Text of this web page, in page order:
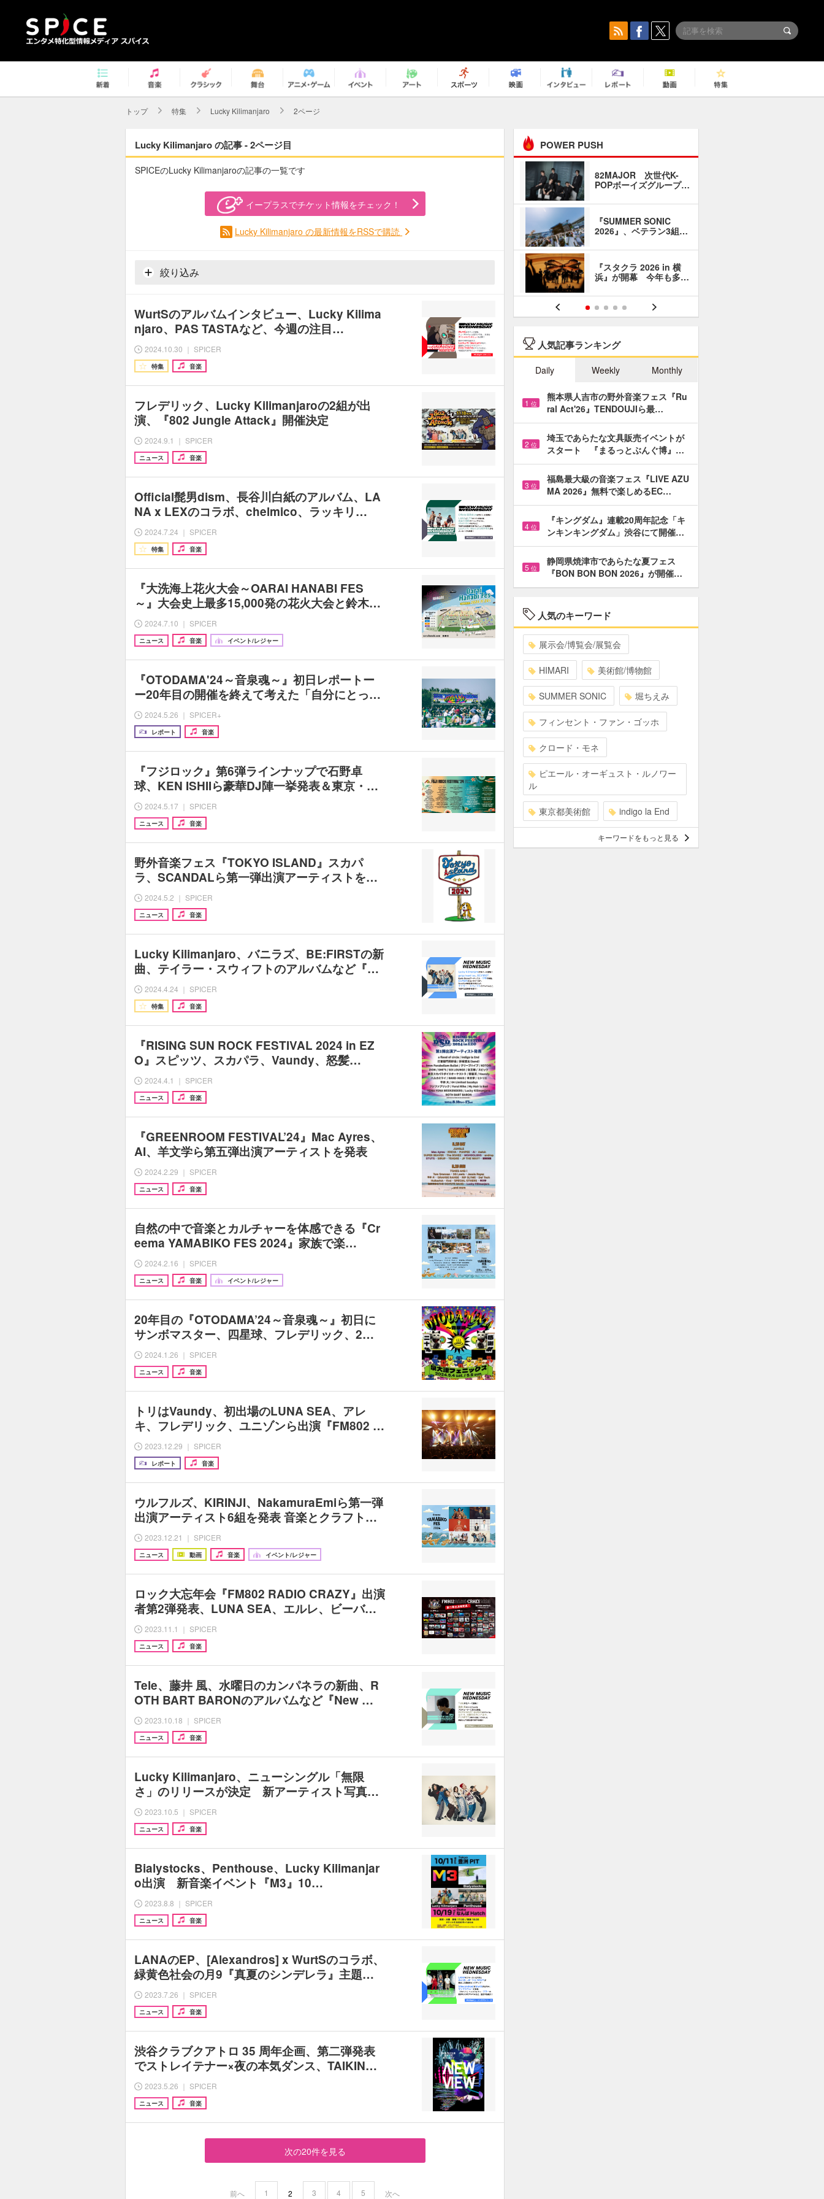
トップ 特集 Lucky Kilimanjaro 2ページ
Lucky Kilimanjaro の記事 - 2ページ目
SPICEのLucky Kilimanjaroの記事の一覧です
イープラスでチケット情報をチェック！
Lucky Kilimanjaro の最新情報をRSSで購読
絞り込み
WurtSのアルバムインタビュー、Lucky Kilima
njaro、PAS TASTAなど、今週の注目…
2024.10.30 ｜ SPICER
特集 音楽
フレデリック、Lucky Kilimanjaroの2組が出
演、『802 Jungle Attack』開催決定
2024.9.1 ｜ SPICER
ニュース 音楽
Official髭男dism、長谷川白紙のアルバム、LA
NA x LEXのコラボ、chelmico、ラッキリ…
2024.7.24 ｜ SPICER
特集 音楽
『大洗海上花火大会～OARAI HANABI FES
～』大会史上最多15,000発の花火大会と鈴木…
2024.7.10 ｜ SPICER
ニュース 音楽 イベント/レジャー
『OTODAMA'24～音泉魂～』初日レポートー
ー20年目の開催を終えて考えた「自分にとっ…
2024.5.26 ｜ SPICER+
レポート 音楽
『フジロック』第6弾ラインナップで石野卓
球、KEN ISHIIら豪華DJ陣一挙発表＆東京・…
2024.5.17 ｜ SPICER
ニュース 音楽
野外音楽フェス『TOKYO ISLAND』スカパ
ラ、SCANDALら第一弾出演アーティストを…
2024.5.2 ｜ SPICER
ニュース 音楽
Lucky Kilimanjaro、バニラズ、BE:FIRSTの新
曲、テイラー・スウィフトのアルバムなど『…
2024.4.24 ｜ SPICER
特集 音楽
『RISING SUN ROCK FESTIVAL 2024 in EZ
O』スピッツ、スカパラ、Vaundy、怒髪…
2024.4.1 ｜ SPICER
ニュース 音楽
『GREENROOM FESTIVAL’24』Mac Ayres、
AI、羊文学ら第五弾出演アーティストを発表
2024.2.29 ｜ SPICER
ニュース 音楽
自然の中で音楽とカルチャーを体感できる『Cr
eema YAMABIKO FES 2024』家族で楽…
2024.2.16 ｜ SPICER
ニュース 音楽 イベント/レジャー
20年目の『OTODAMA’24～音泉魂～』初日に
サンボマスター、四星球、フレデリック、2…
2024.1.26 ｜ SPICER
ニュース 音楽
トリはVaundy、初出場のLUNA SEA、アレ
キ、フレデリック、ユニゾンら出演『FM802 …
2023.12.29 ｜ SPICER
レポート 音楽
ウルフルズ、KIRINJI、NakamuraEmiら第一弾
出演アーティスト6組を発表 音楽とクラフト…
2023.12.21 ｜ SPICER
ニュース 動画 音楽 イベント/レジャー
ロック大忘年会『FM802 RADIO CRAZY』出演
者第2弾発表、LUNA SEA、エルレ、ビーバ…
2023.11.1 ｜ SPICER
ニュース 音楽
Tele、藤井 風、水曜日のカンパネラの新曲、R
OTH BART BARONのアルバムなど『New …
2023.10.18 ｜ SPICER
ニュース 音楽
Lucky Kilimanjaro、ニューシングル「無限
さ」のリリースが決定 新アーティスト写真…
2023.10.5 ｜ SPICER
ニュース 音楽
Bialystocks、Penthouse、Lucky Kilimanjar
o出演 新音楽イベント『M3』10…
2023.8.8 ｜ SPICER
ニュース 音楽
LANAのEP、[Alexandros] x WurtSのコラボ、
緑黄色社会の月9『真夏のシンデレラ』主題…
2023.7.26 ｜ SPICER
ニュース 音楽
渋谷クラブクアトロ 35 周年企画、第二弾発表
でストレイテナー×夜の本気ダンス、TAIKIN…
2023.5.26 ｜ SPICER
ニュース 音楽
次の20件を見る
前へ 1 2 3 4 5 次へ
POWER PUSH
82MAJOR 次世代K-
POPボーイズグループ…
『SUMMER SONIC
2026』、ベテラン3組…
『スタクラ 2026 in 横
浜』が開幕 今年も多…
人気記事ランキング
Daily Weekly Monthly
1 位
熊本県人吉市の野外音楽フェス『Ru
ral Act'26』TENDOUJIら最…
2 位
埼玉であらたな文具販売イベントが
スタート 『まるっとぶんぐ博』…
3 位
福島最大級の音楽フェス『LIVE AZU
MA 2026』無料で楽しめるEC…
4 位
『キングダム』連載20周年記念「キ
ンキンキングダム」渋谷にて開催…
5 位
静岡県焼津市であらたな夏フェス
『BON BON BON 2026』が開催…
人気のキーワード
展示会/博覧会/展覧会
HIMARI 美術館/博物館
SUMMER SONIC 堀ちえみ
フィンセント・ファン・ゴッホ
クロード・モネ
ピエール・オーギュスト・ルノワー
ル
東京都美術館 indigo la End
キーワードをもっと見る